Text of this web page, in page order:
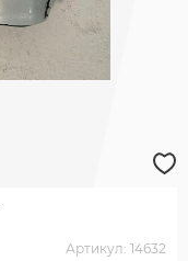
Артикул: 14632